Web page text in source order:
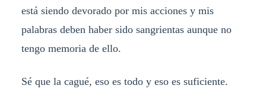
está siendo devorado por mis acciones y mis
palabras deben haber sido sangrientas aunque no
tengo memoria de ello.
Sé que la cagué, eso es todo y eso es suficiente.